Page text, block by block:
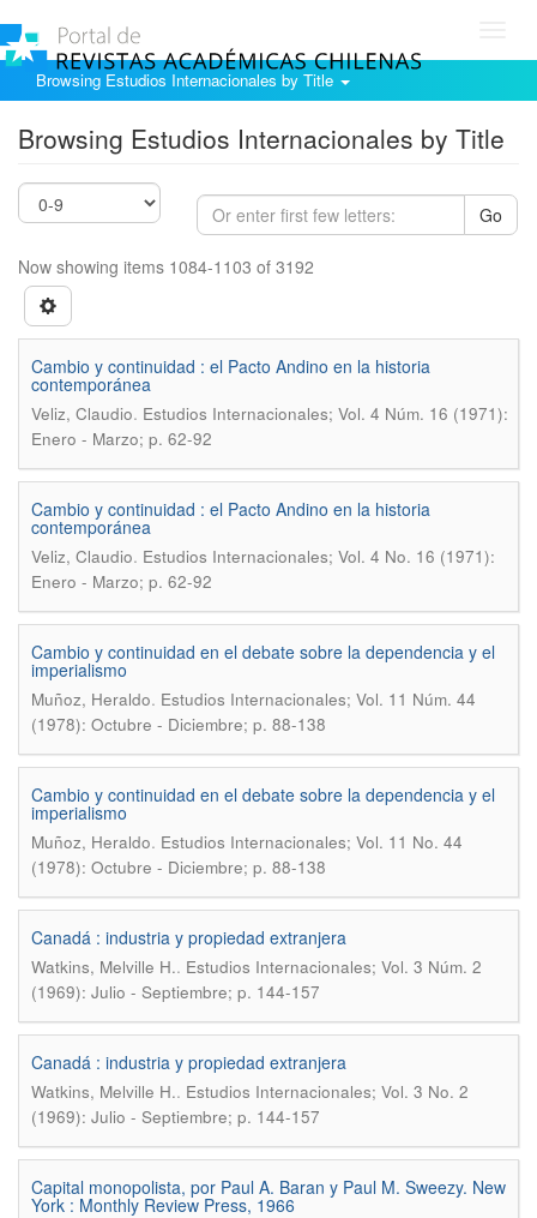
Browsing Estudios Internacionales by Title
Browsing Estudios Internacionales by Title
Go
Now showing items 1084-1103 of 3192
Cambio y continuidad : el Pacto Andino en la historia
contemporánea
Veliz, Claudio. Estudios Internacionales; Vol. 4 Núm. 16 (1971):
Enero - Marzo; p. 62-92
Cambio y continuidad : el Pacto Andino en la historia
contemporánea
Veliz, Claudio. Estudios Internacionales; Vol. 4 No. 16 (1971):
Enero - Marzo; p. 62-92
Cambio y continuidad en el debate sobre la dependencia y el
imperialismo
Muñoz, Heraldo. Estudios Internacionales; Vol. 11 Núm. 44
(1978): Octubre - Diciembre; p. 88-138
Cambio y continuidad en el debate sobre la dependencia y el
imperialismo
Muñoz, Heraldo. Estudios Internacionales; Vol. 11 No. 44
(1978): Octubre - Diciembre; p. 88-138
Canadá : industria y propiedad extranjera
Watkins, Melville H.. Estudios Internacionales; Vol. 3 Núm. 2
(1969): Julio - Septiembre; p. 144-157
Canadá : industria y propiedad extranjera
Watkins, Melville H.. Estudios Internacionales; Vol. 3 No. 2
(1969): Julio - Septiembre; p. 144-157
Capital monopolista, por Paul A. Baran y Paul M. Sweezy. New
York : Monthly Review Press, 1966